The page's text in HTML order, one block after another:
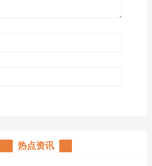
热点资讯